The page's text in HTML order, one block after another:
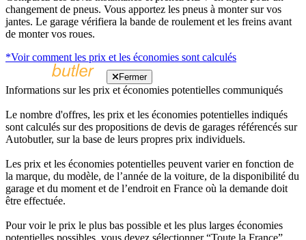
changement de pneus. Vous apportez les pneus à monter sur vos
jantes. Le garage vérifiera la bande de roulement et les freins avant
de monter vos roues.
*Voir comment les prix et les économies sont calculés
Fermer
Informations sur les prix et économies potentielles communiqués
Le nombre d'offres, les prix et les économies potentielles indiqués
sont calculés sur des propositions de devis de garages référencés sur
Autobutler, sur la base de leurs propres prix individuels.
Les prix et les économies potentielles peuvent varier en fonction de
la marque, du modèle, de l’année de la voiture, de la disponibilité du
garage et du moment et de l’endroit en France où la demande doit
être effectuée.
Pour voir le prix le plus bas possible et les plus larges économies
potentielles possibles, vous devez sélectionner “Toute la France”